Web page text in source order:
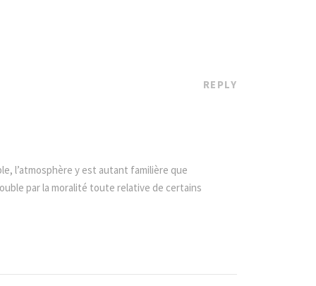
REPLY
l’atmosphère y est autant familière que
par la moralité toute relative de certains